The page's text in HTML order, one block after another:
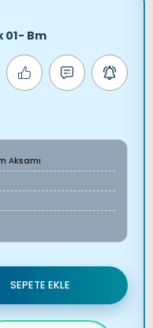
01- Bm
Aksamı
SEPETE EKLE